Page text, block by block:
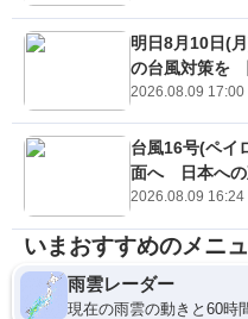
明日8月10日(
の台風対策を
2026.08.09 17:00
台風16号(ペイ
面へ 日本への
2026.08.09 16:24
いまおすすめのメニ
雨雲レーダー
現在の雨雲の動きと60時